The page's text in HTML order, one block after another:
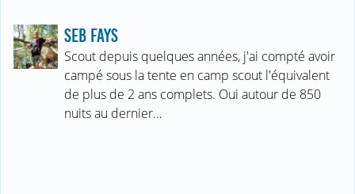
SEB FAYS
Scout depuis quelques années, j'ai compté avoir
campé sous la tente en camp scout l'équivalent
de plus de 2 ans complets. Oui autour de 850
nuits au dernier…